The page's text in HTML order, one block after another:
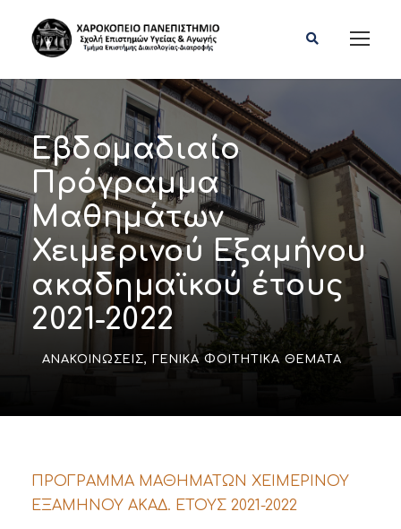
Εβδομαδιαίο
Πρόγραμμα
Μαθημάτων
Χειμερινού Εξαμήνου
ακαδημαϊκού έτους
2021-2022
ΑΝΑΚΟΙΝΏΣΕΙΣ, ΓΕΝΙΚΆ ΦΟΙΤΗΤΙΚΆ ΘΈΜΑΤΑ
ΠΡΟΓΡΑΜΜΑ ΜΑΘΗΜΑΤΩΝ ΧΕΙΜΕΡΙΝΟΥ
ΕΞΑΜΗΝΟΥ ΑΚΑΔ. ΕΤΟΥΣ 2021-2022